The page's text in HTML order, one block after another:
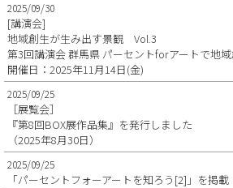
2025/09/30
[講演会]
地域創生が生み出す景観 Vol.3
第3回講演会 群馬県 パーセントforアートで地
開催日：2025年11月14日(金)
2025/09/25
［展覧会］
『第8回BOX展作品集』を発行しました
（2025年8月30日）
2025/09/25
「パーセントフォーアートを知ろう[2]」を掲載